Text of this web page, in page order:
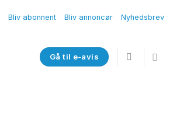
Bliv abonnent Bliv annoncør Nyhedsbrev
Gå til e-avis